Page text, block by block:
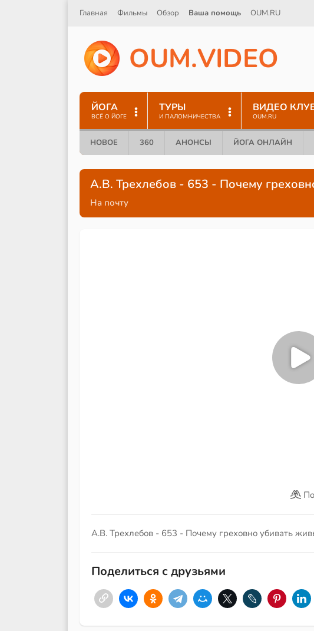
Главная Фильмы Обзор Ваша помощь OUM.RU
OUM.VIDEO
ЙОГА
ВСЁ О ЙОГЕ
ТУРЫ
И ПАЛОМНИЧЕСТВА
ВИДЕО
OUM.RU
НОВОЕ 360 АНОНСЫ ЙОГА ОНЛАЙН
А.В. Трехлебов - 653 - Почему
На почту
А.В. Трехлебов - 653 - Почему греховно убивать
Поделиться с друзьями